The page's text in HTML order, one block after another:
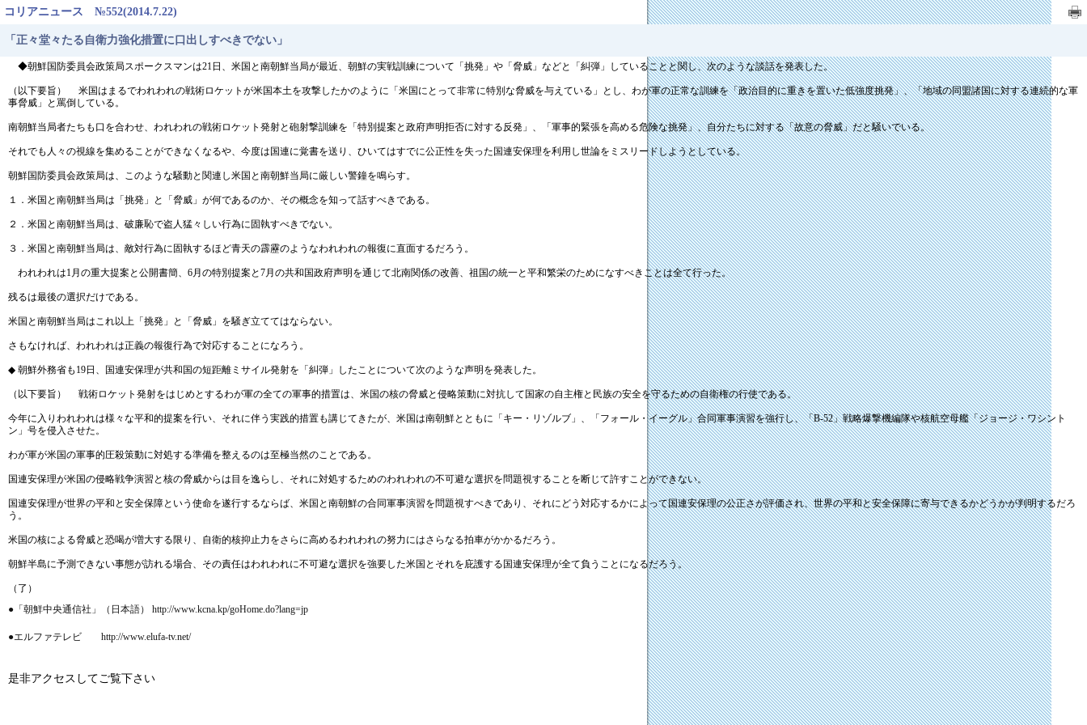
コリアニュース №552(2014.7.22)
「正々堂々たる自衛力強化措置に口出しすべきでない」
◆朝鮮国防委員会政策局スポークスマンは21日、米国と南朝鮮当局が最近、朝鮮の実戦訓練について「挑発」や「脅威」などと「糾弾」していることと関し、次のような談話を発表した。
（以下要旨） 米国はまるでわれわれの戦術ロケットが米国本土を攻撃したかのように「米国にとって非常に特別な脅威を与えている」とし、わが軍の正常な訓練を「政治目的に重きを置いた低強度挑発」、「地域の同盟諸国に対する連続的な軍
事脅威」と罵倒している。
南朝鮮当局者たちも口を合わせ、われわれの戦術ロケット発射と砲射撃訓練を「特別提案と政府声明拒否に対する反発」、「軍事的緊張を高める危険な挑発」、自分たちに対する「故意の脅威」だと騒いでいる。
それでも人々の視線を集めることができなくなるや、今度は国連に覚書を送り、ひいてはすでに公正性を失った国連安保理を利用し世論をミスリードしようとしている。
朝鮮国防委員会政策局は、このような騒動と関連し米国と南朝鮮当局に厳しい警鐘を鳴らす。
１．米国と南朝鮮当局は「挑発」と「脅威」が何であるのか、その概念を知って話すべきである。
２．米国と南朝鮮当局は、破廉恥で盗人猛々しい行為に固執すべきでない。
３．米国と南朝鮮当局は、敵対行為に固執するほど青天の霹靂のようなわれわれの報復に直面するだろう。
われわれは1月の重大提案と公開書簡、6月の特別提案と7月の共和国政府声明を通じて北南関係の改善、祖国の統一と平和繁栄のためになすべきことは全て行った。
残るは最後の選択だけである。
米国と南朝鮮当局はこれ以上「挑発」と「脅威」を騒ぎ立ててはならない。
さもなければ、われわれは正義の報復行為で対応することになろう。
◆ 朝鮮外務省も19日、国連安保理が共和国の短距離ミサイル発射を「糾弾」したことについて次のような声明を発表した。
（以下要旨） 戦術ロケット発射をはじめとするわが軍の全ての軍事的措置は、米国の核の脅威と侵略策動に対抗して国家の自主権と民族の安全を守るための自衛権の行使である。
今年に入りわれわれは様々な平和的提案を行い、それに伴う実践的措置も講じてきたが、米国は南朝鮮とともに「キー・リゾルブ」、「フォール・イーグル」合同軍事演習を強行し、「B-52」戦略爆撃機編隊や核航空母艦「ジョージ・ワシント
ン」号を侵入させた。
わが軍が米国の軍事的圧殺策動に対処する準備を整えるのは至極当然のことである。
国連安保理が米国の侵略戦争演習と核の脅威からは目を逸らし、それに対処するためのわれわれの不可避な選択を問題視することを断じて許すことができない。
国連安保理が世界の平和と安全保障という使命を遂行するならば、米国と南朝鮮の合同軍事演習を問題視すべきであり、それにどう対応するかによって国連安保理の公正さが評価され、世界の平和と安全保障に寄与できるかどうかが判明するだろ
う。
米国の核による脅威と恐喝が増大する限り、自衛的核抑止力をさらに高めるわれわれの努力にはさらなる拍車がかかるだろう。
朝鮮半島に予測できない事態が訪れる場合、その責任はわれわれに不可避な選択を強要した米国とそれを庇護する国連安保理が全て負うことになるだろう。
（了）
●「朝鮮中央通信社」（日本語） http://www.kcna.kp/goHome.do?lang=jp
●エルファテレビ http://www.elufa-tv.net/
是非アクセスしてご覧下さい